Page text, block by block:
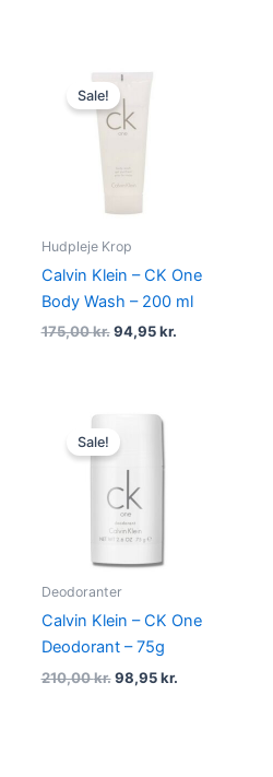
Sale!
Hudpleje Krop
Calvin Klein – CK One
Body Wash – 200 ml
175,00kr.
Original
price
was:
175,00 kr..
94,95kr.
Sale!
Deodoranter
Calvin Klein – CK One
Deodorant – 75g
210,00kr.
Original
was:
210,00 kr..
98,95kr.